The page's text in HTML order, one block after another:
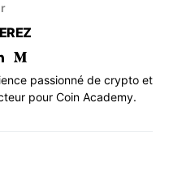
passionné de crypto et
pour Coin Academy.